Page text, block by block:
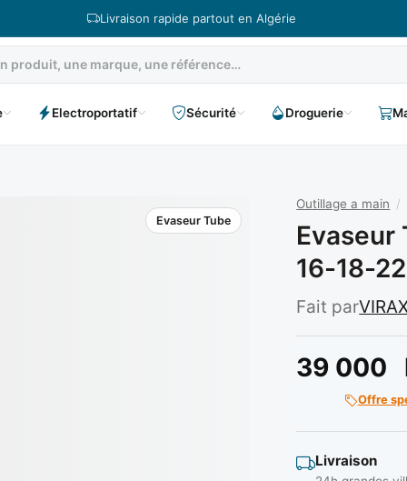
Livraison rapide partout en Algérie
Electroportatif Sécurité Droguerie
Evaseur Tube
Outillage a main /
Evaseur
16-18-
Fait par
39 000
Offre
Livraison